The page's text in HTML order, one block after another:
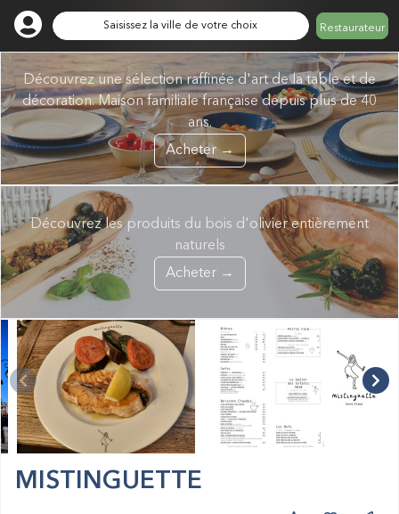
Saisissez la ville de votre choix Restaurateur
Découvrez une sélection raffinée d'art de la table et de
décoration. Maison familiale française depuis plus de 40
ans.
Acheter →
Découvrez les produits du bois d'olivier entièrement
naturels
Acheter →
MISTINGUETTE